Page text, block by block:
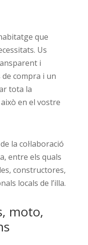
que
Us
i
compra i un
tota la
en el vostre
la col·laboració
entre els quals
constructores,
locals de l’illa.
moto,